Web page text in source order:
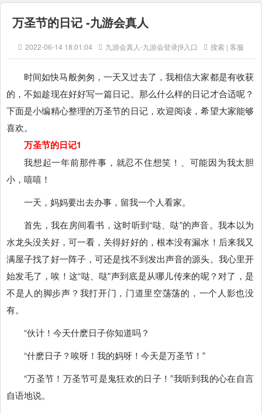
万圣节的日记 -九游会真人
2022-06-14 18:01:04 九游会真人-九游会登录j9入口 搜索 | 客服
时间如快马般匆匆，一天又过去了，我相信大家都是有收获
的，不如趁现在好好写一篇日记。那么什么样的日记才合适呢？
下面是小编精心整理的万圣节的日记，欢迎阅读，希望大家能够
喜欢。
万圣节的日记1
我想起一年前那件事，就忍不住想笑！、可能因为我太胆
小，嘻嘻！
一天，妈妈要出去办事，留我一个人看家。
首先，我在房间看书，这时听到“哒、哒”的声音。我本以为
水龙头没关好，可一看，关得好好的，根本没有漏水！后来我又
满屋子找了好一阵子，可还是找不到发出声音的源头。我心里开
始发毛了，唉！这“哒、哒”声到底是从哪儿传来的呢？对了，是
不是人的脚步声？我打开门，门道里空荡荡的，一个人影也没
有。
“伙计！今天什麽日子你知道吗？
“什麽日子？唉呀！我的妈呀！今天是万圣节！”
“万圣节！万圣节可是鬼狂欢的日子！”我听到我的心在自言
自语地说。